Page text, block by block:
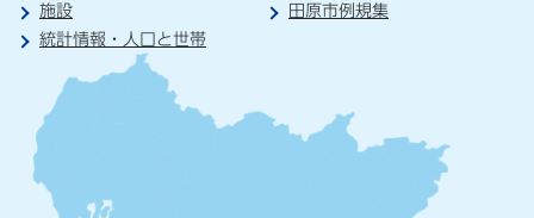
施設
田原市例規集
統計情報・人口と世帯